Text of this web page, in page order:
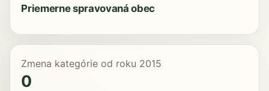
Priemerne spravovaná obec
Zmena kategórie od roku 2015
0